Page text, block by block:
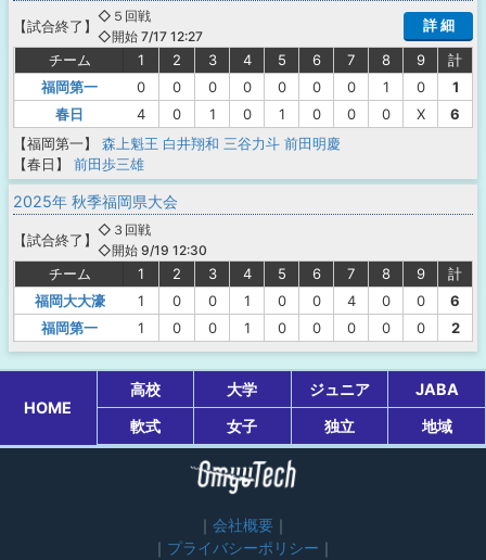
【試合終了 】
◇５回戦
◇開始 7/17 12:27
詳 細
チーム 1 2 3 4 5 6 7 8 9
計
福岡第一
0 0 0 0 0 0 0 1 0
1
春日
4 0 1 0 1 0 0 0 X
6
【福岡第一】
森上魁王 白井翔和 三谷力斗 前田明慶
【春日】
前田歩三雄
2025年 秋季福岡県大会
【試合終了 】
◇３回戦
◇開始 9/19 12:30
チーム 1 2 3 4 5 6 7 8 9
計
福岡大大濠
1 0 0 1 0 0 4 0 0
6
福岡第一
1 0 0 1 0 0 0 0 0 2
HOME
高校 大学 ジュニア
JABA
軟式
女子 独立 地域
会社概要
プライバシーポリシー